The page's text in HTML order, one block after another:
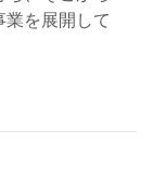
を展開して